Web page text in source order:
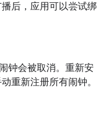
后，应用可以尝试绑
钟会被取消。重新安
重新注册所有闹钟。